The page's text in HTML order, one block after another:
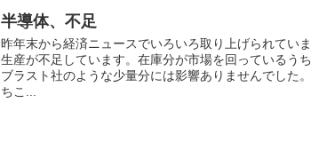
半導体、不足
昨年末から経済ニュースでいろいろ取り上げられてい
生産が不足しています。在庫分が市場を回っているう
ブラスト社のような少量分には影響ありませんでした
ちこ...